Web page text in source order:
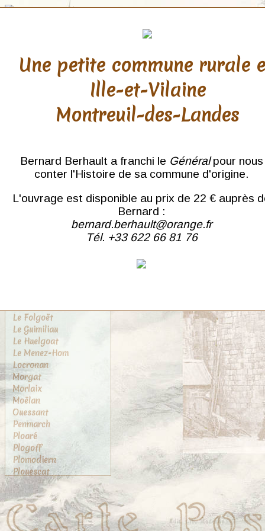
Concarneau
Confort
Crozon
Le Folgoët
Le Guimiliau
Le Huelgoat
Le Menez-Hom
Locronan
Morgat
Morlaix
Moëlan
Ouessant
Penmarch
Ploaré
Plogoff
Plomodiern
Plouescat
Plougasnou
Plougastel
Plougastel-Daoulas
Pont-Aven
Une petite commune rurale
Ille-et-Vilaine
Montreuil-des-Landes
Bernard Berhault a franchi le Généralpour nous
conter l'Histoire de sa commune d'origine.
L'ouvrage est disponible au prix de 22 € auprès
Bernard :
bernard.berhault@orange.fr
Tél. +33 622 66 81 76